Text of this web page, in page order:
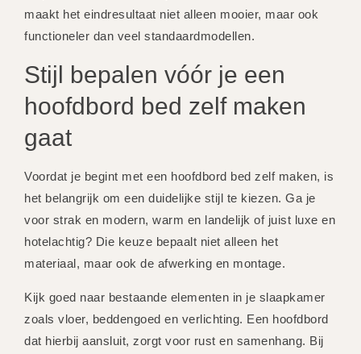
maakt het eindresultaat niet alleen mooier, maar ook
functioneler dan veel standaardmodellen.
Stijl bepalen vóór je een
hoofdbord bed zelf maken
gaat
Voordat je begint met een hoofdbord bed zelf maken, is
het belangrijk om een duidelijke stijl te kiezen. Ga je
voor strak en modern, warm en landelijk of juist luxe en
hotelachtig? Die keuze bepaalt niet alleen het
materiaal, maar ook de afwerking en montage.
Kijk goed naar bestaande elementen in je slaapkamer
zoals vloer, beddengoed en verlichting. Een hoofdbord
dat hierbij aansluit, zorgt voor rust en samenhang. Bij